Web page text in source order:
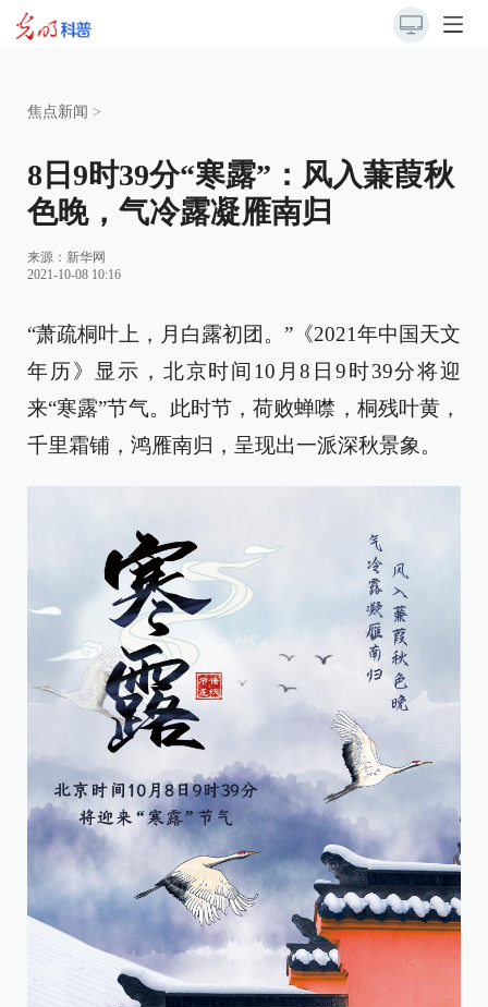
焦点新闻 >
8日9时39分“寒露”：风入蒹葭秋
色晚，气冷露凝雁南归
来源： 新华网
2021-10-08 10:16
“萧疏桐叶上，月白露初团。”《2021年中国天文
年历》显示，北京时间10月8日9时39分将迎
来“寒露”节气。此时节，荷败蝉噤，桐残叶黄，
千里霜铺，鸿雁南归，呈现出一派深秋景象。